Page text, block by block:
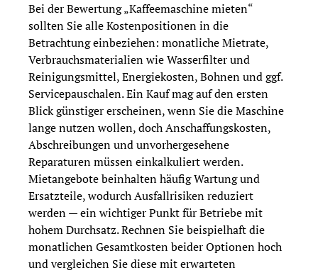
Bei der Bewertung „Kaffeemaschine mieten“
sollten Sie alle Kostenpositionen in die
Betrachtung einbeziehen: monatliche Mietrate,
Verbrauchsmaterialien wie Wasserfilter und
Reinigungsmittel, Energiekosten, Bohnen und ggf.
Servicepauschalen. Ein Kauf mag auf den ersten
Blick günstiger erscheinen, wenn Sie die Maschine
lange nutzen wollen, doch Anschaffungskosten,
Abschreibungen und unvorhergesehene
Reparaturen müssen einkalkuliert werden.
Mietangebote beinhalten häufig Wartung und
Ersatzteile, wodurch Ausfallrisiken reduziert
werden — ein wichtiger Punkt für Betriebe mit
hohem Durchsatz. Rechnen Sie beispielhaft die
monatlichen Gesamtkosten beider Optionen hoch
und vergleichen Sie diese mit erwarteten